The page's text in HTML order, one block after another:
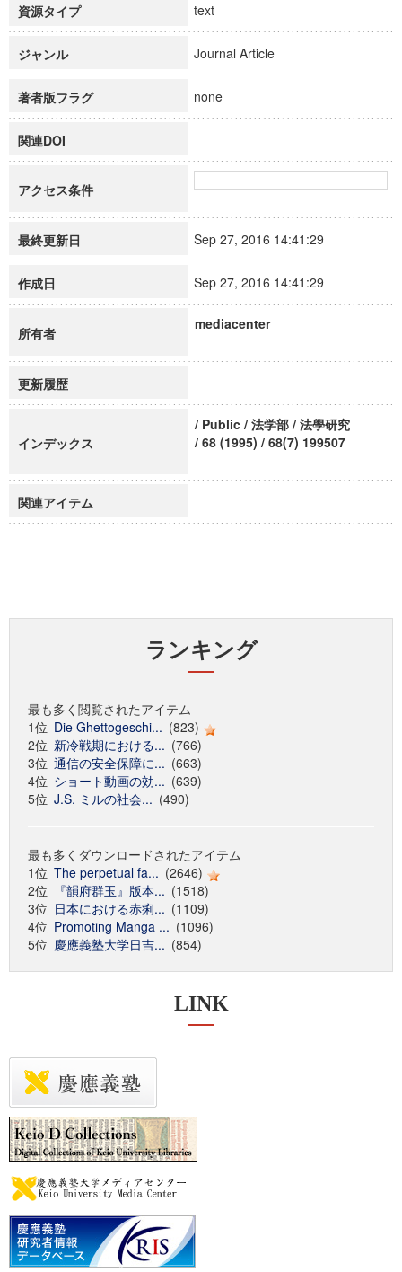
資源タイプ text
ジャンル Journal Article
著者版フラグ none
関連DOI
アクセス条件
最終更新日 Sep 27, 2016 14:41:29
作成日 Sep 27, 2016 14:41:29
所有者
mediacenter
更新履歴
インデックス
/ Public / 法学部 / 法學研究
/ 68 (1995) / 68(7) 199507
関連アイテム
ランキング
最も多く閲覧されたアイテム
1位 Die Ghettogeschi... (823)
2位 新冷戦期における... (766)
3位 通信の安全保障に... (663)
4位 ショート動画の効... (639)
5位 J.S. ミルの社会... (490)
最も多くダウンロードされたアイテム
1位 The perpetual fa... (2646)
2位
『韻府群玉』版本... (1518)
3位 日本における赤痢... (1109)
4位 Promoting Manga ... (1096)
5位 慶應義塾大学日吉... (854)
LINK